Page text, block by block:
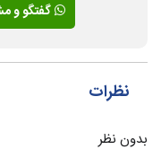
گفتگو و
نظرات
بدون نظر